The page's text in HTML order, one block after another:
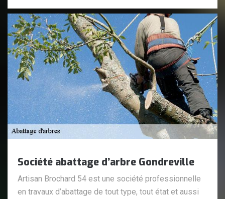
Société abattage d’arbre Gondreville
Artisan Brochard 54 est une société professionnelle
en travaux d’abattage de tout type, tout état et aussi